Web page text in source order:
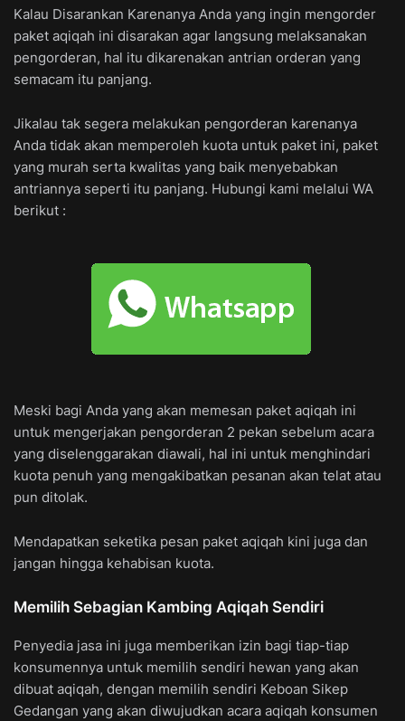
Kalau Disarankan Karenanya Anda yang ingin mengorder
paket aqiqah ini disarakan agar langsung melaksanakan
pengorderan, hal itu dikarenakan antrian orderan yang
semacam itu panjang.
Jikalau tak segera melakukan pengorderan karenanya
Anda tidak akan memperoleh kuota untuk paket ini, paket
yang murah serta kwalitas yang baik menyebabkan
antriannya seperti itu panjang. Hubungi kami melalui WA
berikut :
Meski bagi Anda yang akan memesan paket aqiqah ini
untuk mengerjakan pengorderan 2 pekan sebelum acara
yang diselenggarakan diawali, hal ini untuk menghindari
kuota penuh yang mengakibatkan pesanan akan telat atau
pun ditolak.
Mendapatkan seketika pesan paket aqiqah kini juga dan
jangan hingga kehabisan kuota.
Memilih Sebagian Kambing Aqiqah Sendiri
Penyedia jasa ini juga memberikan izin bagi tiap-tiap
konsumennya untuk memilih sendiri hewan yang akan
dibuat aqiqah, dengan memilih sendiri Keboan Sikep
Gedangan yang akan diwujudkan acara aqiqah konsumen